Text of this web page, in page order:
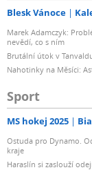
Blesk Vánoce
Marek Adamczyk:
nevědí, co s ním
Brutální útok v
Nahotinky na Měsíci:
Sport
MS hokej 2025
Ostuda pro Dynamo.
kraje
Haraslín si zaslouží